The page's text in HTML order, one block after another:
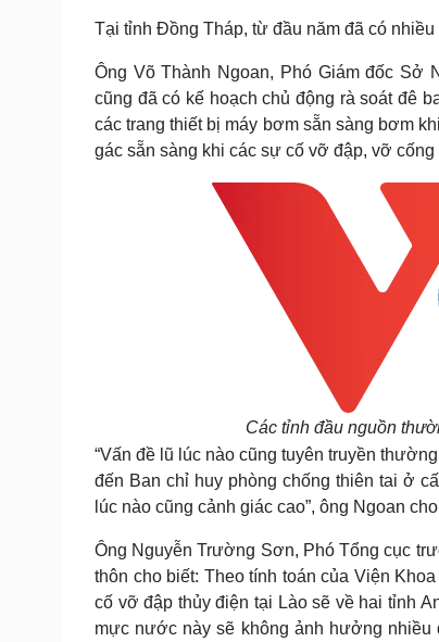
Tại tỉnh Đồng Tháp, từ đầu năm đã có
Ông Võ Thành Ngoan, Phó Giám đốc Sở
cũng đã có kế hoạch chủ động rà soát đê
các trang thiết bị máy bơm sẵn sàng bơm
gác sẵn sàng khi các sự cố vỡ đập, vỡ cống
Các tỉnh đầu nguồn
“Vấn đề lũ lúc nào cũng tuyên truyền
đến Ban chỉ huy phòng chống thiên tai ở
lúc nào cũng cảnh giác cao”, ông Ngoan
Ông Nguyễn Trường Sơn, Phó Tổng cục
thôn cho biết: Theo tính toán của Viện
cố vỡ đập thủy điện tại Lào sẽ về hai tỉnh
mực nước này sẽ không ảnh hưởng